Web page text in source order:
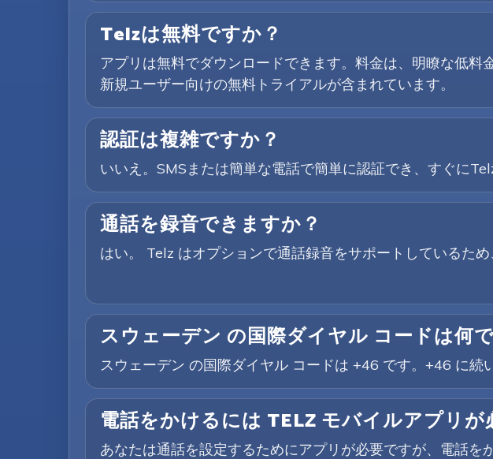
Telzは無料ですか？
アプリは無料でダウンロードできます。料金は、明瞭な低料
新規ユーザー向けの無料トライアルが含まれています。
認証は複雑ですか？
いいえ。SMSまたは簡単な電話で簡単に認証でき、すぐに
通話を録音できますか？
はい。 Telz はオプションで通話録音をサポートしているた
スウェーデン の国際ダイヤル コードは何
スウェーデン の国際ダイヤル コードは +46 です。+46 に続
電話をかけるには TELZ モバイルアプリが
あなたは通話を設定するためにアプリが必要ですが、電話を